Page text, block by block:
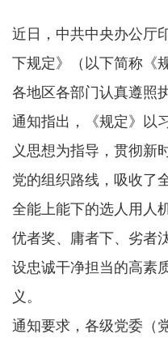
近日，中共中央办公厅
下规定》（以下简称《
各地区各部门认真遵照
通知指出，《规定》以
义思想为指导，贯彻新
党的组织路线，吸收了
全能上能下的选人用人
优者奖、庸者下、劣者
设忠诚干净担当的高素
义。
通知要求，各级党委（